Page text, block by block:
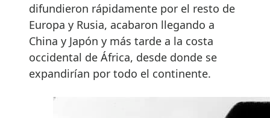
difundieron rápidamente por el resto de
Europa y Rusia, acabaron llegando a
China y Japón y más tarde a la costa
occidental de África, desde donde se
expandirían por todo el continente.